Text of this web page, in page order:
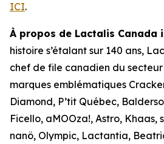
ICI.
À propos de Lactalis Canada
histoire s’étalant sur 140 ans,
chef de file canadien du
marques emblématiques
Diamond, P’tit Québec,
Ficello, aMOOza!, Astro, Khaas,
nanö, Olympic, Lactantia,